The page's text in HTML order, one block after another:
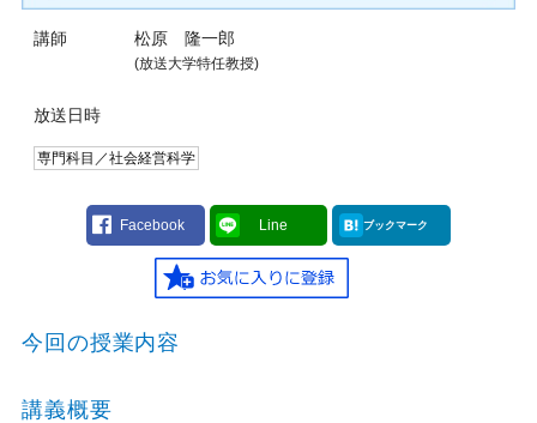
講師 松原 隆一郎
(放送大学特任教授)
放送日時
専門科目／社会経営科学
Facebook Line ブックマーク
今回の授業内容
講義概要